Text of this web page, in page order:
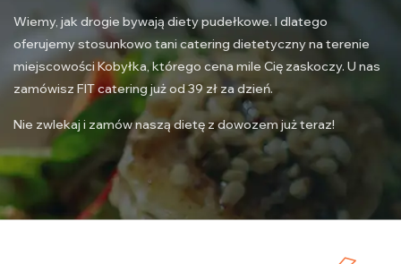
Wiemy, jak drogie bywają diety pudełkowe. I dlatego
oferujemy stosunkowo tani catering dietetyczny na terenie
miejscowości Kobyłka, którego cena mile Cię zaskoczy. U nas
zamówisz FIT catering już od 39 zł za dzień.
Nie zwlekaj i zamów naszą dietę z dowozem już teraz!